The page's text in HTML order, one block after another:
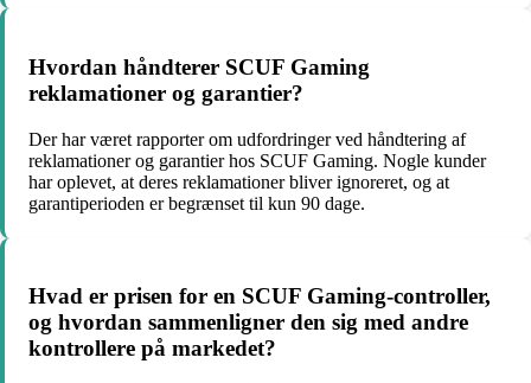
Hvordan håndterer SCUF Gaming
reklamationer og garantier?
Der har været rapporter om udfordringer ved håndtering af
reklamationer og garantier hos SCUF Gaming. Nogle kunder
har oplevet, at deres reklamationer bliver ignoreret, og at
garantiperioden er begrænset til kun 90 dage.
Hvad er prisen for en SCUF Gaming-controller,
og hvordan sammenligner den sig med andre
kontrollere på markedet?